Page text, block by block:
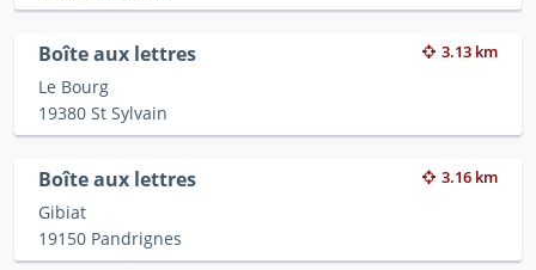
Boîte aux lettres 3.13 km
Le Bourg
19380 St Sylvain
Boîte aux lettres 3.16 km
Gibiat
19150 Pandrignes